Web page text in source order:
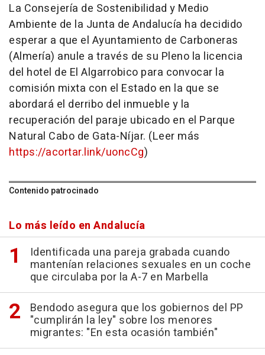
La Consejería de Sostenibilidad y Medio
Ambiente de la Junta de Andalucía ha decidido
esperar a que el Ayuntamiento de Carboneras
(Almería) anule a través de su Pleno la licencia
del hotel de El Algarrobico para convocar la
comisión mixta con el Estado en la que se
abordará el derribo del inmueble y la
recuperación del paraje ubicado en el Parque
Natural Cabo de Gata-Níjar. (Leer más
https://acortar.link/uoncCg)
Contenido patrocinado
Lo más leído en Andalucía
Identificada una pareja grabada cuando
mantenían relaciones sexuales en un coche
que circulaba por la A-7 en Marbella
Bendodo asegura que los gobiernos del PP
"cumplirán la ley" sobre los menores
migrantes: "En esta ocasión también"